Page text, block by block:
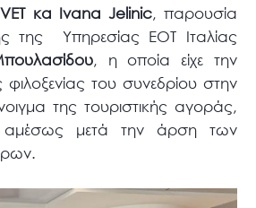
κα Ivana Jelinic, παρουσία
της Υπηρεσίας ΕΟΤ Ιταλίας
, η οποία είχε την
του συνεδρίου στην
της τουριστικής αγοράς,
αμέσως μετά την άρση των